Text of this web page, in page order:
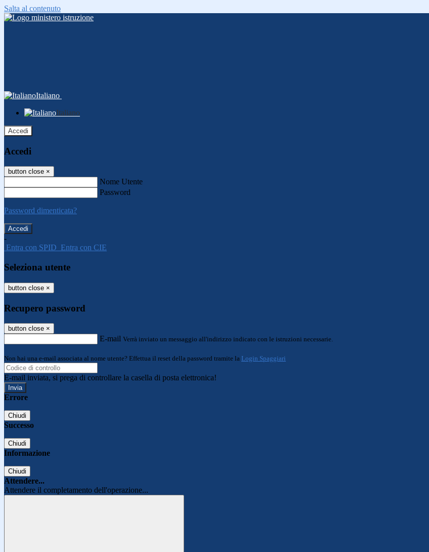
Salta al contenuto
Italiano
Italiano
Accedi
Accedi
button close ×
Nome Utente
Password
Password dimenticata?
-
Entra con SPID Entra con CIE
Seleziona utente
button close ×
Recupero password
button close ×
E-mail Verrà inviato un messaggio all'indirizzo indicato con le istruzioni necessarie.
Non hai una e-mail associata al nome utente? Effettua il reset della password tramite la Login Spaggiari
E-mail inviata, si prega di controllare la casella di posta elettronica!
Errore
Chiudi
Successo
Chiudi
Informazione
Chiudi
Attendere...
Attendere il completamento dell'operazione...